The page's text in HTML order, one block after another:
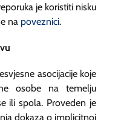
je koristiti nisku
na poveznici.
asocijacije koje
osobe na temelju
ili spola. Proveden je
dokaza o implicitnoj